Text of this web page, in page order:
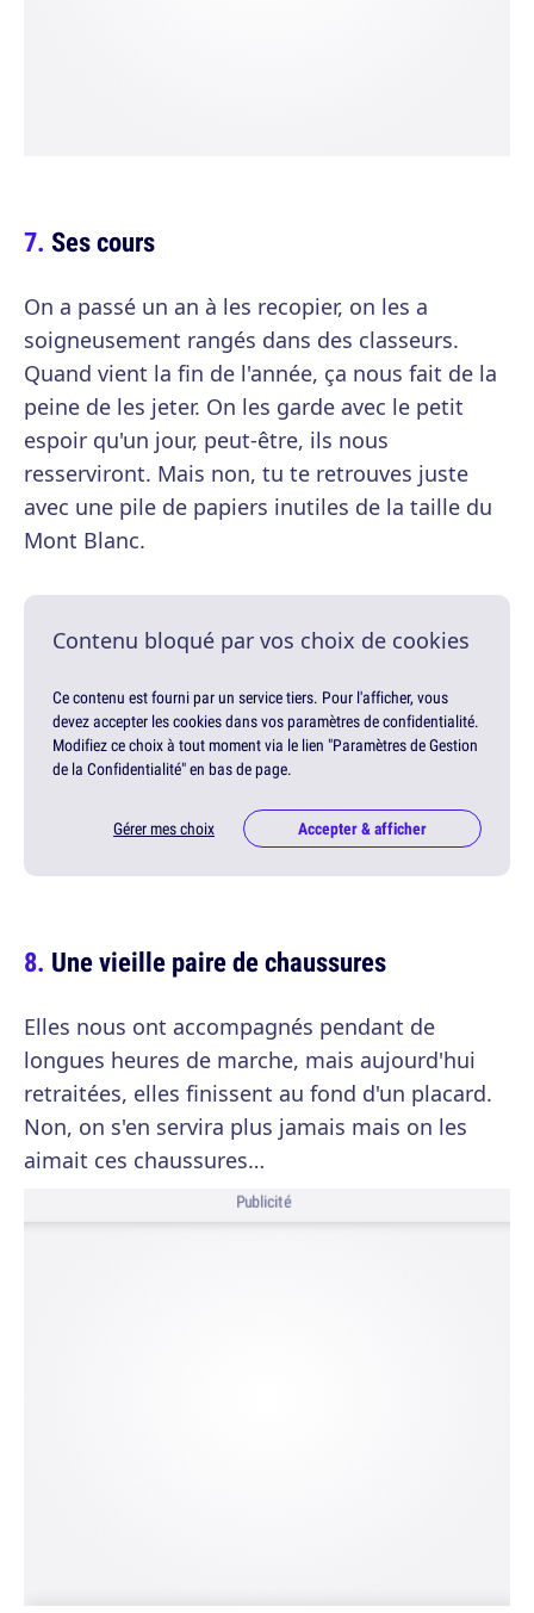
Ses cours
On a passé un an à les recopier, on les a
soigneusement rangés dans des classeurs.
Quand vient la fin de l'année, ça nous fait de la
peine de les jeter. On les garde avec le petit
espoir qu'un jour, peut-être, ils nous
resserviront. Mais non, tu te retrouves juste
avec une pile de papiers inutiles de la taille du
Mont Blanc.
Contenu bloqué par vos choix de cookies
Ce contenu est fourni par un service tiers. Pour l'afficher, vous
devez accepter les cookies dans vos paramètres de confidentialité.
Modifiez ce choix à tout moment via le lien "Paramètres de Gestion
de la Confidentialité" en bas de page.
Gérer mes choix Accepter & afficher
Une vieille paire de chaussures
Elles nous ont accompagnés pendant de
longues heures de marche, mais aujourd'hui
retraitées, elles finissent au fond d'un placard.
Non, on s'en servira plus jamais mais on les
aimait ces chaussures…
Publicité